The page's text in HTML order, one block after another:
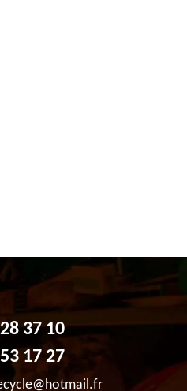
37 10
17 27